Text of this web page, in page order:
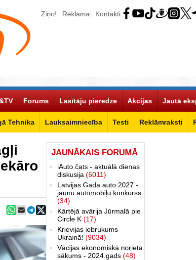
Ziņo! Reklāma Kontakti
Tehnika Lauksaimniecība Testi Reklāmraksti
Forums Lasītāju pieredze Akcijas Jautā
JAUNĀKAIS FORUMĀ
iAuto čats - aktuālā dienas
diskusija (6011)
Latvijas Gada auto 2027 -
jaunu automobiļu konkurss
(34)
Kārtējā avārija Jūrmalā pie
Circle K (17)
Krievijas iebrukums
Ukrainā! (9034)
Vācijas ekonomiskā norieta
sākums - 2024.gads (48)